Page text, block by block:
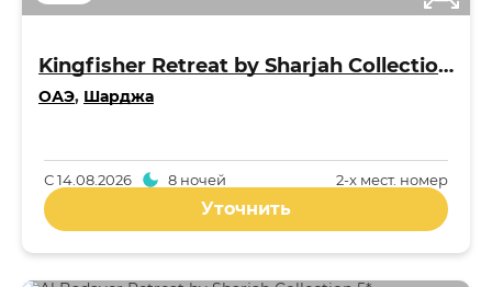
Kingfisher Retreat by Sharjah Collection 5*
ОАЭ, Шарджа
2-x мест. номер
С14.08.2026 8 ночей
Уточнить